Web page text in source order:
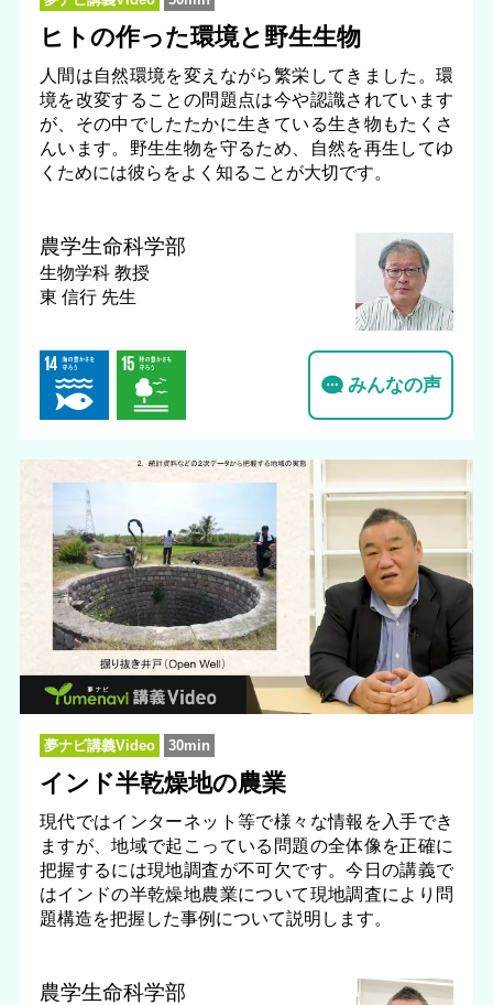
ヒトの作った環境と野生生物
人間は自然環境を変えながら繁栄してきました。環
境を改変することの問題点は今や認識されています
が、その中でしたたかに生きている生き物もたくさ
んいます。野生生物を守るため、自然を再生してゆ
くためには彼らをよく知ることが大切です。
農学生命科学部
生物学科 教授
東 信行 先生
みんなの声
夢ナビ講義Video 30min
インド半乾燥地の農業
現代ではインターネット等で様々な情報を入手でき
ますが、地域で起こっている問題の全体像を正確に
把握するには現地調査が不可欠です。今日の講義で
はインドの半乾燥地農業について現地調査により問
題構造を把握した事例について説明します。
農学生命科学部